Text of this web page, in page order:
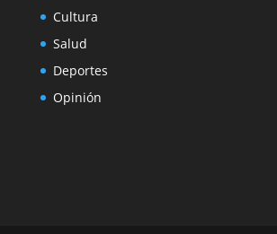
Cultura
Salud
Deportes
Opinión